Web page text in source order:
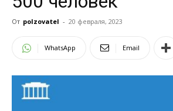
От polzovatel - 20 февраля, 2023
WhatsApp Email